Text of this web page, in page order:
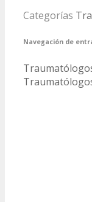
Categorías
Navegación de